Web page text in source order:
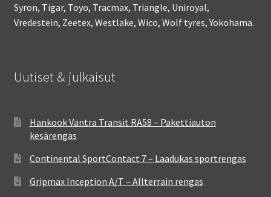
Syron, Tigar, Toyo, Tracmax, Triangle, Uniroyal,
Vredestein, Zeetex, Westlake, Wico, Wolf tyres, Yokohama.
Uutiset & julkaisut
Hankook Vantra Transit RA58 – Pakettiauton
kesärengas
Continental SportContact 7 – Laadukas sportrengas
Gripmax Inception A/T – Allterrain rengas